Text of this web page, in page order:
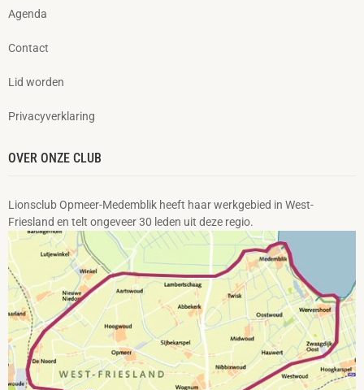
Agenda
Contact
Lid worden
Privacyverklaring
OVER ONZE CLUB
Lionsclub Opmeer-Medemblik heeft haar werkgebied in West-
Friesland en telt ongeveer 30 leden uit deze regio.